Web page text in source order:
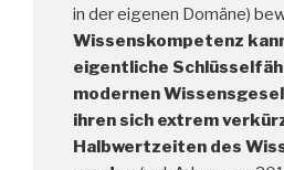
in der eigenen Domäne)
Wissenskompetenz
eigentliche
modernen
ihren sich extrem
Halbwertzeiten des